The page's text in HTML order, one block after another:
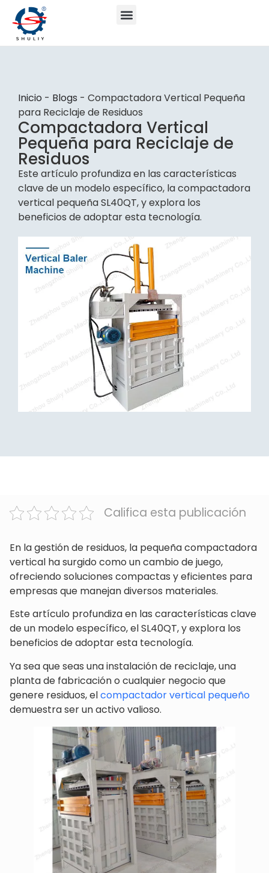
Inicio - Blogs - Compactadora Vertical Pequeña
para Reciclaje de Residuos
Compactadora Vertical
Pequeña para Reciclaje de
Residuos
Este artículo profundiza en las características
clave de un modelo específico, la compactadora
vertical pequeña SL40QT, y explora los
beneficios de adoptar esta tecnología.
Califica esta publicación
En la gestión de residuos, la pequeña compactadora
vertical ha surgido como un cambio de juego,
ofreciendo soluciones compactas y eficientes para
empresas que manejan diversos materiales.
Este artículo profundiza en las características clave
de un modelo específico, el SL40QT, y explora los
beneficios de adoptar esta tecnología.
Ya sea que seas una instalación de reciclaje, una
planta de fabricación o cualquier negocio que
genere residuos, elcompactador vertical pequeño
demuestra ser un activo valioso.